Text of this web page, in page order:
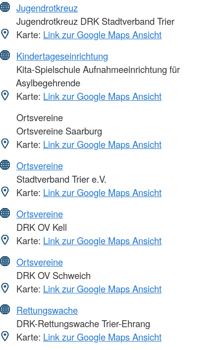
Jugendrotkreuz
Jugendrotkreuz DRK Stadtverband Trier
Karte: Link zur Google Maps Ansicht
Kindertageseinrichtung
Kita-Spielschule Aufnahmeeinrichtung für
Asylbegehrende
Karte: Link zur Google Maps Ansicht
Ortsvereine
Ortsvereine Saarburg
Karte: Link zur Google Maps Ansicht
Ortsvereine
Stadtverband Trier e.V.
Karte: Link zur Google Maps Ansicht
Ortsvereine
DRK OV Kell
Karte: Link zur Google Maps Ansicht
Ortsvereine
DRK OV Schweich
Karte: Link zur Google Maps Ansicht
Rettungswache
DRK-Rettungswache Trier-Ehrang
Karte: Link zur Google Maps Ansicht